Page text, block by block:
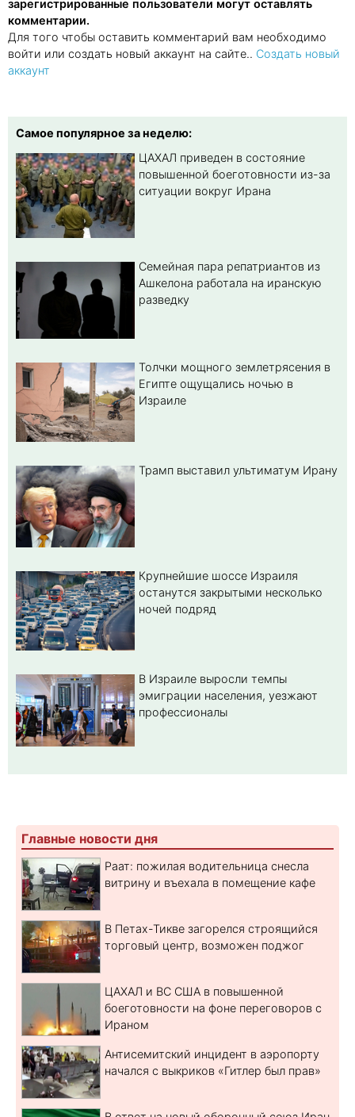
зарегистрированные пользователи могут оставлять
комментарии.
Для того чтобы оставить комментарий вам необходимо
войти или создать новый аккаунт на сайте.. Создать новый
аккаунт
Самое популярное за неделю:
ЦАХАЛ приведен в состояние
повышенной боеготовности из-за
ситуации вокруг Ирана
Семейная пара репатриантов из
Ашкелона работала на иранскую
разведку
Толчки мощного землетрясения в
Египте ощущались ночью в
Израиле
Трамп выставил ультиматум Ирану
Крупнейшие шоссе Израиля
останутся закрытыми несколько
ночей подряд
В Израиле выросли темпы
эмиграции населения, уезжают
профессионалы
Главные новости дня
Раат: пожилая водительница снесла
витрину и въехала в помещение кафе
В Петах-Тикве загорелся строящийся
торговый центр, возможен поджог
ЦАХАЛ и ВС США в повышенной
боеготовности на фоне переговоров с
Ираном
Антисемитский инцидент в аэропорту
начался с выкриков «Гитлер был прав»